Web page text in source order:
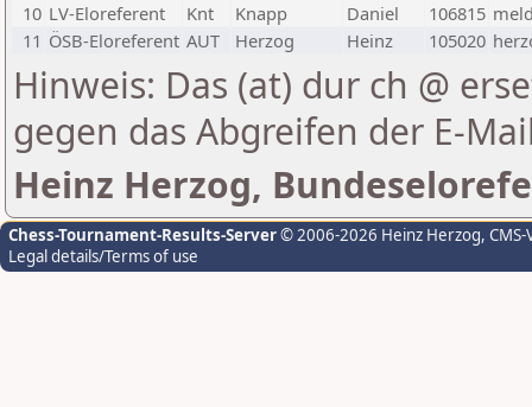
10 LV-Eloreferent Knt Knapp Daniel 106815
11 ÖSB-Eloreferent AUT Herzog Heinz 105020
Hinweis: Das (at) dur ch @
gegen das Abgreifen der E-
Heinz Herzog,
Chess-Tournament-Results-Server© 2006-2026 Heinz Herzog,
Legal details/Terms of use